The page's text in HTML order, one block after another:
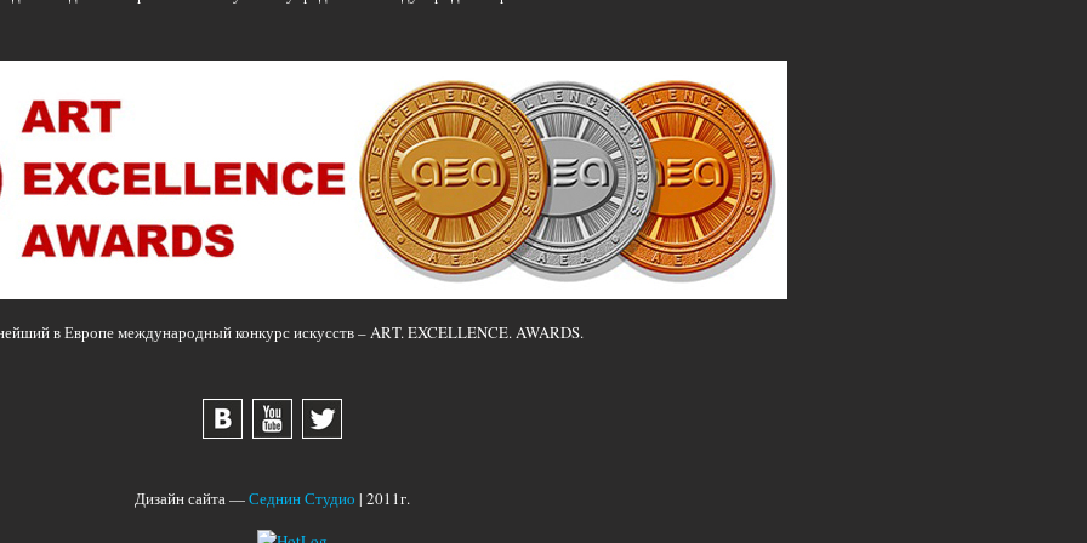
в Европе международный конкурс искусств – ART. EXCELLENCE. AWARDS.
Дизайн сайта —Седнин Студио | 2011г.